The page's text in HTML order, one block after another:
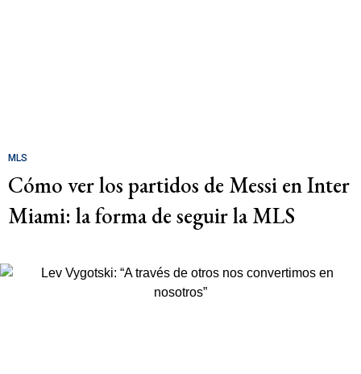
MLS
Cómo ver los partidos de Messi en Inter
Miami: la forma de seguir la MLS